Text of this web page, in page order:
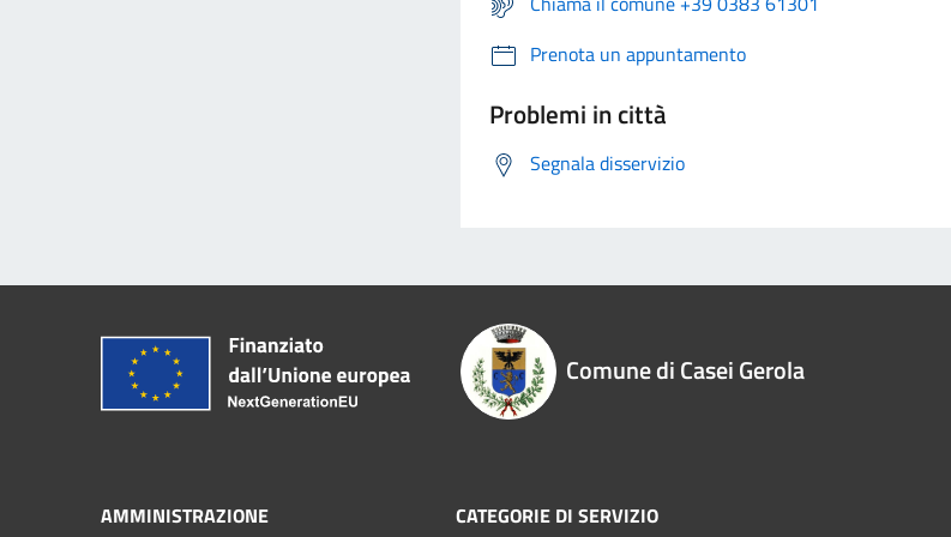
Prenota un appuntamento
Problemi in città
Segnala disservizio
Comune di Casei Gerola
AMMINISTRAZIONE CATEGORIE DI SERVIZIO